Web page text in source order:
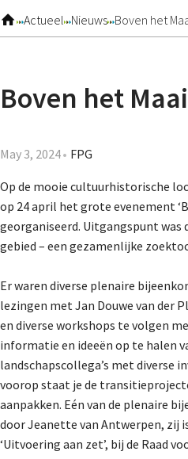
Actueel Nieuws Boven het
Boven het
May 3, 2024 FPG
Op de mooie cultuurhistorische
op 24 april het grote evenement
georganiseerd. Uitgangspunt
gebied – een gezamenlijke
Er waren diverse plenaire
lezingen met Jan Douwe van der
en diverse workshops te volgen
informatie en ideeën op te halen
landschapscollega’s met diverse
voorop staat je de
aanpakken. Eén van de plenaire
door Jeanette van Antwerpen, zij
‘Uitvoering aan zet’, bij de Raad